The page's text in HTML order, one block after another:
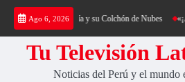
Saltar
contenido
Ago 6, 2026
al Cerro Cantería y su Colchón de Nubes
Tu Televisión
Noticias del Perú y el mundo